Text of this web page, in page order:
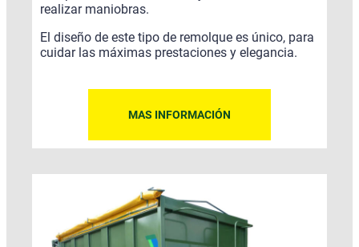
realizar maniobras.
El diseño de este tipo de remolque es único, para
cuidar las máximas prestaciones y elegancia.
MAS INFORMACIÓN